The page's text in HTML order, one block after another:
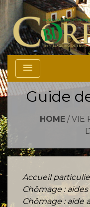
menu
Guide
HOME/ VIE
Accueil
Chômage :
Chômage : aide